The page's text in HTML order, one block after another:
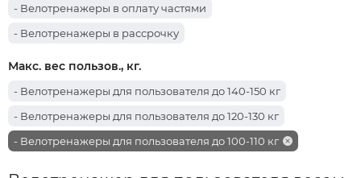
- Велотренажеры в оплату частями
- Велотренажеры в рассрочку
Макс. вес пользов., кг.
- Велотренажеры для пользователя до 140-150 кг
- Велотренажеры для пользователя до 120-130 кг
- Велотренажеры для пользователя до 100-110 кг